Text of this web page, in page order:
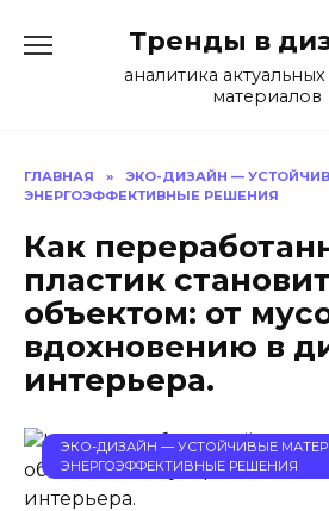
содержанию
Тренды в
аналитика
материалов
ГЛАВНАЯ »
ЭКО-ДИЗАЙН —
ЭНЕРГОЭФФЕКТИВНЫЕ РЕШЕНИЯ
Как
пластик
объектом: от
вдохновению в
интерьера.
ЭКО-ДИЗАЙН — УСТОЙЧИВЫЕ
ЭНЕРГОЭФФЕКТИВНЫЕ РЕШЕНИЯ